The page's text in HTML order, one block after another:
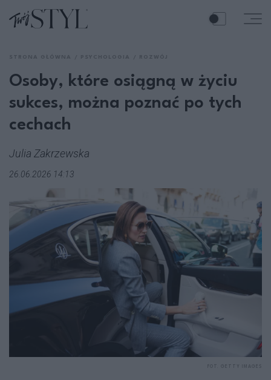
Osoby, które osiągną w życiu
sukces, można poznać po tych
cechach
Julia Zakrzewska
26.06.2026 14:13